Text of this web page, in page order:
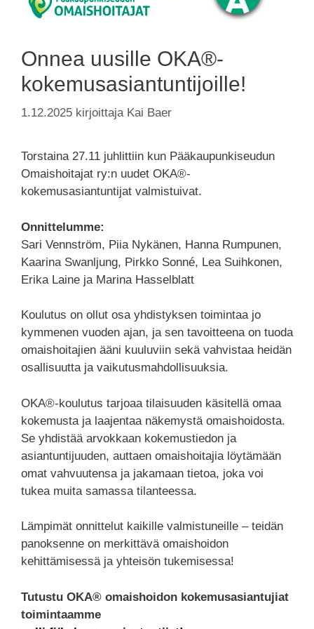
Onnea uusille OKA®-
kokemusasiantuntijoille!
1.12.2025 kirjoittaja Kai Baer
Torstaina 27.11 juhlittiin kun Pääkaupunkiseudun
Omaishoitajat ry:n uudet OKA®-
kokemusasiantuntijat valmistuivat.
Onnittelumme:
Sari Vennström, Piia Nykänen, Hanna Rumpunen,
Kaarina Swanljung, Pirkko Sonné, Lea Suihkonen,
Erika Laine ja Marina Hasselblatt
Koulutus on ollut osa yhdistyksen toimintaa jo
kymmenen vuoden ajan, ja sen tavoitteena on tuoda
omaishoitajien ääni kuuluviin sekä vahvistaa heidän
osallisuutta ja vaikutusmahdollisuuksia.
OKA®-koulutus tarjoaa tilaisuuden käsitellä omaa
kokemusta ja laajentaa näkemystä omaishoidosta.
Se yhdistää arvokkaan kokemustiedon ja
asiantuntijuuden, auttaen omaishoitajia löytämään
omat vahvuutensa ja jakamaan tietoa, joka voi
tukea muita samassa tilanteessa.
Lämpimät onnittelut kaikille valmistuneille – teidän
panoksenne on merkittävä omaishoidon
kehittämisessä ja yhteisön tukemisessa!
Tutustu OKA® omaishoidon kokemusasiantujiat
toimintaamme